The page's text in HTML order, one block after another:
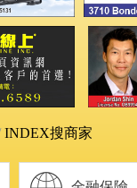
INDEX搜商家